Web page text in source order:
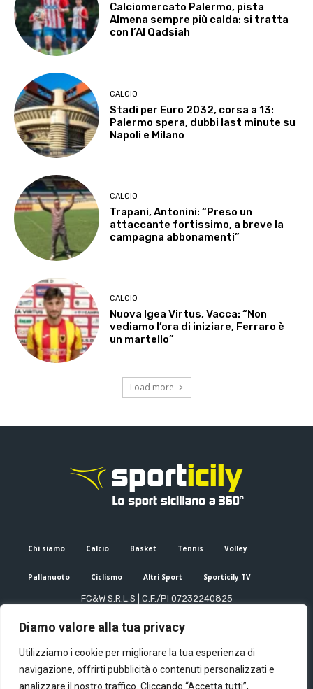
Diamo valore alla tua privacy
Utilizziamo i cookie per migliorare la tua esperienza di
navigazione, offrirti pubblicità o contenuti personalizzati e
analizzare il nostro traffico. Cliccando “Accetta tutti”,
Calciomercato Palermo, pista
Almena sempre più calda: si tratta
con l’Al Qadsiah
CALCIO
Stadi per Euro 2032, corsa a 13:
Palermo spera, dubbi last minute su
Napoli e Milano
CALCIO
Trapani, Antonini: “Preso un
attaccante fortissimo, a breve la
campagna abbonamenti”
CALCIO
Nuova Igea Virtus, Vacca: “Non
vediamo l’ora di iniziare, Ferraro è
un martello”
Load more
Chi siamo Calcio Basket Tennis Volley
Pallanuoto Ciclismo Altri Sport Sporticily TV
FC&W S.R.L.S | C.F./PI 07232240825
Editore e direttore responsabile: Francesco Cammuca | Registro
Mail: info@sporticily.it| Telefono:+39 371 788 7216